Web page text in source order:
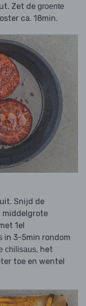
Zet de groente
ca. 18min.
Snijd de
middelgrote
1el
in 3-5min rondom
chilisaus, het
toe en wentel